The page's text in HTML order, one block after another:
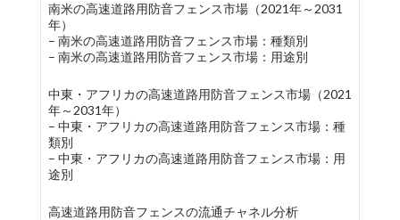
南米の高速道路用防音フェンス市場（2021年～2031
年）
– 南米の高速道路用防音フェンス市場：種類別
– 南米の高速道路用防音フェンス市場：用途別
中東・アフリカの高速道路用防音フェンス市場（2021
年～2031年）
– 中東・アフリカの高速道路用防音フェンス市場：種
類別
– 中東・アフリカの高速道路用防音フェンス市場：用
途別
高速道路用防音フェンスの流通チャネル分析